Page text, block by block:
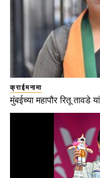
क्राईमनामा
मुंबईच्या महापौर रितू तावडे